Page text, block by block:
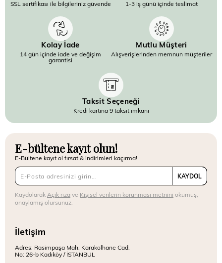
SSL sertifikası ile bilgileriniz güvende 1-3 iş günü içinde teslimat
Kolay İade
14 gün içinde iade ve değişim
garantisi
Mutlu Müşteri
Alışverişlerinden memnun müşteriler
Taksit Seçeneği
Kredi kartına 9 taksit imkanı
E-bültene kayıt olun!
E-Bültene kayıt ol fırsat & indirimleri kaçırma!
KAYDOL
Kaydolarak Açık rızave Kişisel verilerin korunması metnini okumuş,
onaylamış olursunuz.
İletişim
Adres: Rasimpaşa Mah. Karakolhane Cad.
No: 26-b Kadıköy / İSTANBUL